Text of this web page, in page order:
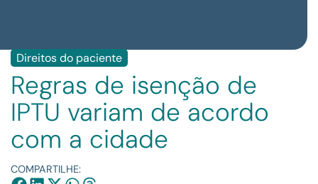
Direitos do paciente
Regras de isenção de
IPTU variam de acordo
com a cidade
COMPARTILHE: